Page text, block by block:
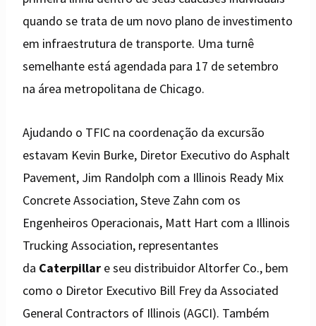
quando se trata de um novo plano de investimento
em infraestrutura de transporte. Uma turnê
semelhante está agendada para 17 de setembro
na área metropolitana de Chicago.
Ajudando o TFIC na coordenação da excursão
estavam Kevin Burke, Diretor Executivo do Asphalt
Pavement, Jim Randolph com a Illinois Ready Mix
Concrete Association, Steve Zahn com os
Engenheiros Operacionais, Matt Hart com a Illinois
Trucking Association, representantes
da Caterpillar e seu distribuidor Altorfer Co., bem
como o Diretor Executivo Bill Frey da Associated
General Contractors of Illinois (AGCI). Também